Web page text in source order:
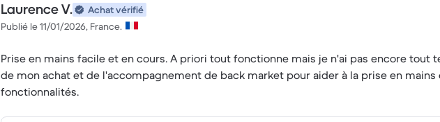
Laurence V.
Achat vérifié
Publié le 11/01/2026, France.
Prise en mains facile et en cours. A priori tout fonctionne mais je n'ai pas encore tout
de mon achat et de l'accompagnement de back market pour aider à la prise en mains
fonctionnalités.